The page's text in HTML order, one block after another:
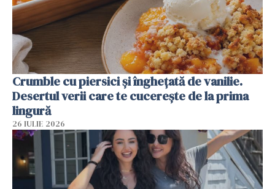
Crumble cu piersici și înghețată de vanilie.
Desertul verii care te cucerește de la prima
lingură
26 IULIE 2026